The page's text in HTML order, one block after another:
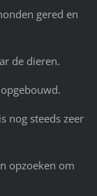
gered en
de dieren.
nog steeds zeer
opzoeken om